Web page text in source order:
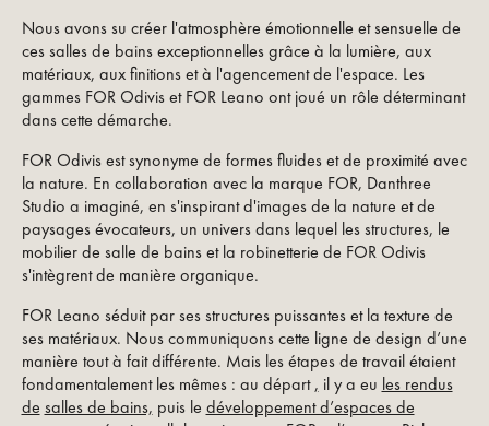
Nous avons su créer l'atmosphère émotionnelle et sensuelle de
ces salles de bains exceptionnelles grâce à la lumière, aux
matériaux, aux finitions et à l'agencement de l'espace. Les
gammes FOR Odivis et FOR Leano ont joué un rôle déterminant
dans cette démarche.
FOR Odivis est synonyme de formes fluides et de proximité avec
la nature. En collaboration avec la marque FOR, Danthree
Studio a imaginé, en s'inspirant d'images de la nature et de
paysages évocateurs, un univers dans lequel les structures, le
mobilier de salle de bains et la robinetterie de FOR Odivis
s'intègrent de manière organique.
FOR Leano séduit par ses structures puissantes et la texture de
ses matériaux. Nous communiquons cette ligne de design d’une
manière tout à fait différente. Mais les étapes de travail étaient
fondamentalement les mêmes : au départ, il y a eu les rendus
de salles de bains, puis le développement d’espaces de